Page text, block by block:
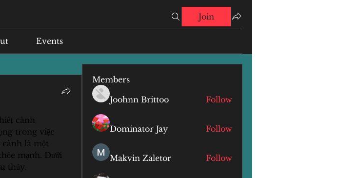
Join
Events
cành
trong việc
là một
mạnh. Dưới
thủy.
Members
Joohnn Brittoo Follow
Dominator Jay Follow
Makvin Zaletor Follow